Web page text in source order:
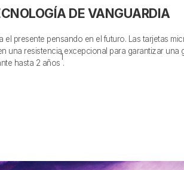
DE VANGUARDIA
el presente pensando en el futuro. Las tarjetas
una resistencia excepcional para garantizar una
hasta 2 años
1
.